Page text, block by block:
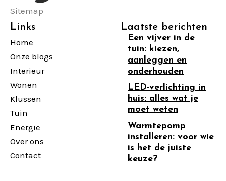
Sitemap
Links
Home
Onze blogs
Interieur
Wonen
Klussen
Tuin
Energie
Over ons
Contact
Laatste berichten
Een vijver in de
tuin: kiezen,
aanleggen en
onderhouden
LED-verlichting in
huis: alles wat je
moet weten
Warmtepomp
installeren: voor wie
is het de juiste
keuze?